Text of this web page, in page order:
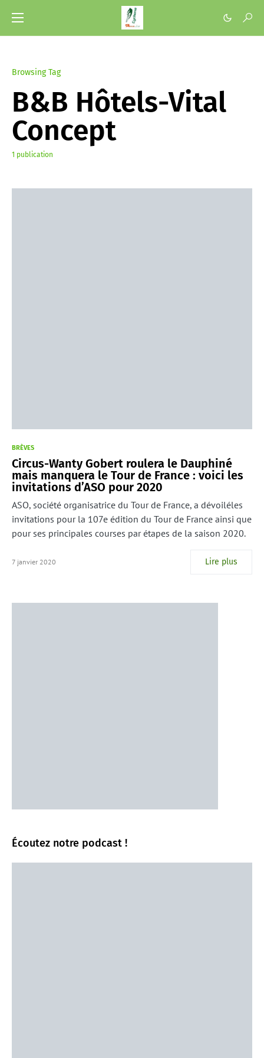
Browsing Tag
B&B Hôtels-Vital
Concept
1 publication
BRÈVES
Circus-Wanty Gobert roulera le Dauphiné
mais manquera le Tour de France : voici les
invitations d’ASO pour 2020
ASO, société organisatrice du Tour de France, a dévoiléles
invitations pour la 107e édition du Tour de France ainsi que
pour ses principales courses par étapes de la saison 2020.
7 janvier 2020 Lire plus
Écoutez notre podcast !